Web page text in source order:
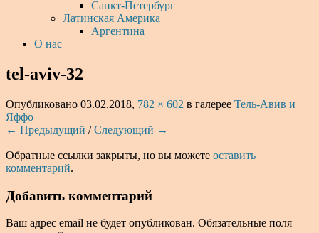
Санкт-Петербург
Латинская Америка
Аргентина
О нас
tel-aviv-32
Опубликовано 03.02.2018, 782 × 602 в галерее Тель-Авив и
Яффо
← Предыдущий /Следующий →
Обратные ссылки закрыты, но вы можете оставить
комментарий.
Добавить комментарий
Ваш адрес email не будет опубликован. Обязательные поля